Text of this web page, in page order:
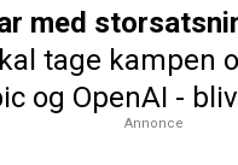
med
tage kampen
og OpenAI -
Annonce